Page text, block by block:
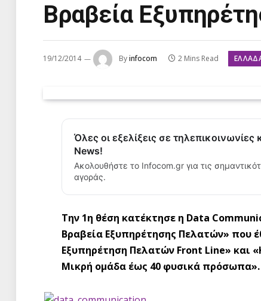
Βραβεία
19/12/2014 Byinfocom 2 Mins Read
Όλες οι εξελίξεις σε
News!
Ακολουθήστε το Infocom.gr για τις
αγοράς.
Την 1η θέση κατέκτησε η Data
Βραβεία Εξυπηρέτησης Πελατών» που
Εξυπηρέτηση Πελατών Front Line» και
Μικρή ομάδα έως 40 φυσικά πρόσωπα».